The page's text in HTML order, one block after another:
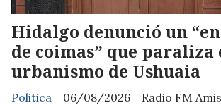
Hidalgo denunció un
de coimas” que paraliza
urbanismo de Ushuaia
Radio FM
Politica
06/08/2026